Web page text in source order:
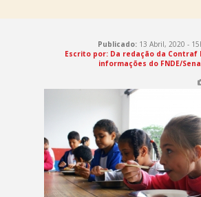
Publicado: 13 Abril, 2020 -
Escrito por: Da redação da Contraf
informações do FNDE/